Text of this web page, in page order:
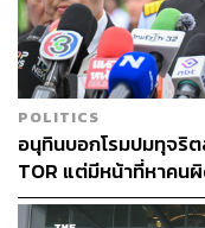
ขณะที่ รังสิมันต์ โรม ส
การพิจารณาร่างรัฐธ
มีความสำคัญต่ออนาค
หมวด 1-2 ทั้งที่มีกลุ่มเ
แก้ไข ซึ่งหากไม่แก้ไ
ใหม่ และจะไม่เป็นทา
แท้จริง
POLITICS
อนุทินบอกโรมปมทุจริ
TOR แต่มีหน้าที่หาคน